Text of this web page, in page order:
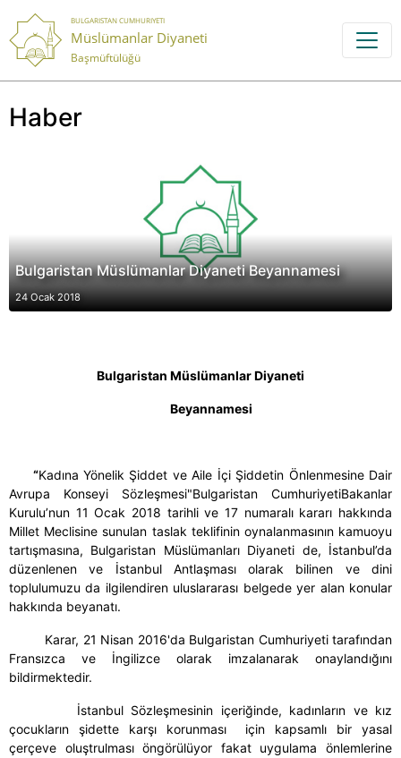
BULGARISTAN CUMHURIYETI
Müslümanlar Diyaneti
Başmüftülüğü
Haber
Bulgaristan Müslümanlar Diyaneti Beyannamesi
24 Ocak 2018
Bulgaristan Müslümanlar Diyaneti
Beyannamesi
“Kadına Yönelik Şiddet ve Aile İçi Şiddetin Önlenmesine Dair
Avrupa Konseyi Sözleşmesi"Bulgaristan CumhuriyetiBakanlar
Kurulu’nun 11 Ocak 2018 tarihli ve 17 numaralı kararı hakkında
Millet Meclisine sunulan taslak teklifinin oynalanmasının kamuoyu
tartışmasına, Bulgaristan Müslümanları Diyaneti de, İstanbul’da
düzenlenen ve İstanbul Antlaşması olarak bilinen ve dini
toplulumuzu da ilgilendiren uluslararası belgede yer alan konular
hakkında beyanatı.
Karar, 21 Nisan 2016'da Bulgaristan Cumhuriyeti tarafından
Fransızca ve İngilizce olarak imzalanarak onaylandığını
bildirmektedir.
İstanbul Sözleşmesinin içeriğinde, kadınların ve kız
çocukların şidette karşı korunması için kapsamlı bir yasal
çerçeve oluştrulması öngörülüyor fakat uygulama önlemlerine